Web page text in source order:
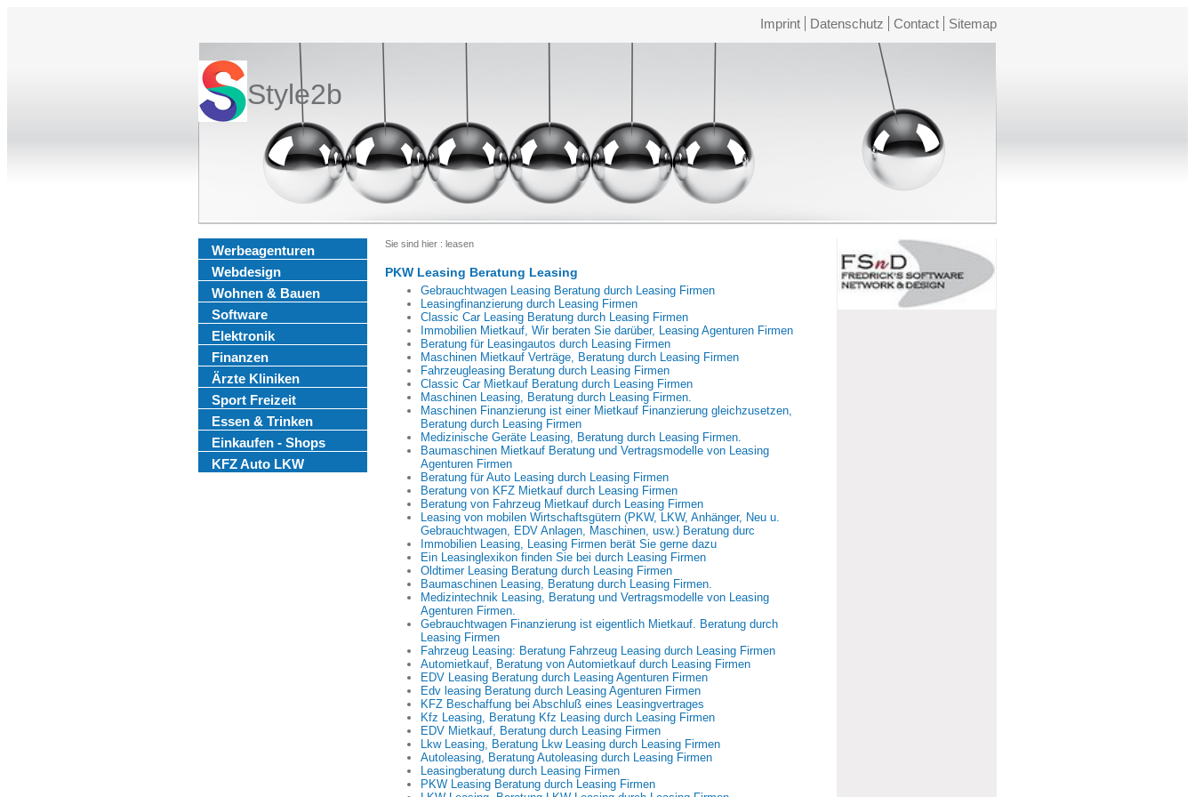
Imprint Datenschutz Contact Sitemap
Style2b
Werbeagenturen
Webdesign
Wohnen & Bauen
Software
Elektronik
Finanzen
Ärzte Kliniken
Sport Freizeit
Essen & Trinken
Einkaufen - Shops
KFZ Auto LKW
Sie sind hier : leasen
PKW Leasing Beratung Leasing
Gebrauchtwagen Leasing Beratung durch Leasing Firmen
Leasingfinanzierung durch Leasing Firmen
Classic Car Leasing Beratung durch Leasing Firmen
Immobilien Mietkauf, Wir beraten Sie darüber, Leasing Agenturen Firmen
Beratung für Leasingautos durch Leasing Firmen
Maschinen Mietkauf Verträge, Beratung durch Leasing Firmen
Fahrzeugleasing Beratung durch Leasing Firmen
Classic Car Mietkauf Beratung durch Leasing Firmen
Maschinen Leasing, Beratung durch Leasing Firmen.
Maschinen Finanzierung ist einer Mietkauf Finanzierung gleichzusetzen,
Beratung durch Leasing Firmen
Medizinische Geräte Leasing, Beratung durch Leasing Firmen.
Baumaschinen Mietkauf Beratung und Vertragsmodelle von Leasing
Agenturen Firmen
Beratung für Auto Leasing durch Leasing Firmen
Beratung von KFZ Mietkauf durch Leasing Firmen
Beratung von Fahrzeug Mietkauf durch Leasing Firmen
Leasing von mobilen Wirtschaftsgütern (PKW, LKW, Anhänger, Neu u.
Gebrauchtwagen, EDV Anlagen, Maschinen, usw.) Beratung durc
Immobilien Leasing, Leasing Firmen berät Sie gerne dazu
Ein Leasinglexikon finden Sie bei durch Leasing Firmen
Oldtimer Leasing Beratung durch Leasing Firmen
Baumaschinen Leasing, Beratung durch Leasing Firmen.
Medizintechnik Leasing, Beratung und Vertragsmodelle von Leasing
Agenturen Firmen.
Gebrauchtwagen Finanzierung ist eigentlich Mietkauf. Beratung durch
Leasing Firmen
Fahrzeug Leasing: Beratung Fahrzeug Leasing durch Leasing Firmen
Automietkauf, Beratung von Automietkauf durch Leasing Firmen
EDV Leasing Beratung durch Leasing Agenturen Firmen
Edv leasing Beratung durch Leasing Agenturen Firmen
KFZ Beschaffung bei Abschluß eines Leasingvertrages
Kfz Leasing, Beratung Kfz Leasing durch Leasing Firmen
EDV Mietkauf, Beratung durch Leasing Firmen
Lkw Leasing, Beratung Lkw Leasing durch Leasing Firmen
Autoleasing, Beratung Autoleasing durch Leasing Firmen
Leasingberatung durch Leasing Firmen
PKW Leasing Beratung durch Leasing Firmen